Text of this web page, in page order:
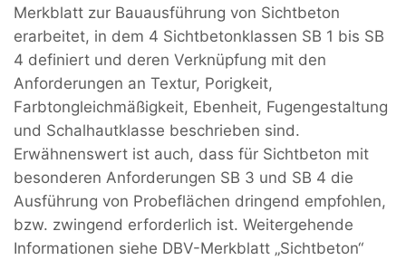
Merkblatt zur Bauausführung von Sichtbeton
erarbeitet, in dem 4 Sichtbetonklassen SB 1 bis SB
4 definiert und deren Verknüpfung mit den
Anforderungen an Textur, Porigkeit,
Farbtongleichmäßigkeit, Ebenheit, Fugengestaltung
und Schalhautklasse beschrieben sind.
Erwähnenswert ist auch, dass für Sichtbeton mit
besonderen Anforderungen SB 3 und SB 4 die
Ausführung von Probeflächen dringend empfohlen,
bzw. zwingend erforderlich ist. Weitergehende
Informationen siehe DBV-Merkblatt „Sichtbeton“